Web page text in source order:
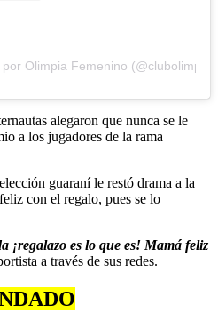
Olimpia Femenino
alegaron que nunca se le
a los jugadores de la rama
guaraní le restó drama a la
con el regalo, pues se lo
¡regalazo es lo que es! Mamá feliz
a través de sus redes.